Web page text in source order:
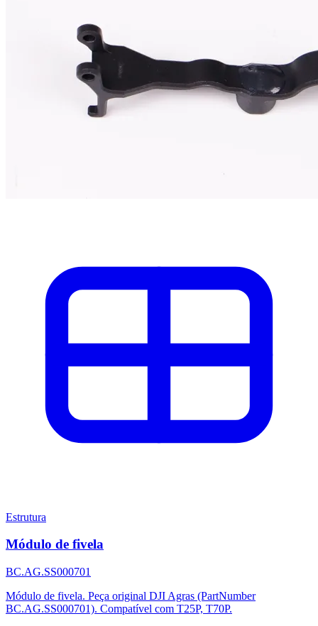
Estrutura
Módulo de fivela
BC.AG.SS000701
Módulo de fivela. Peça original DJI Agras (PartNumber
BC.AG.SS000701). Compatível com T25P, T70P.